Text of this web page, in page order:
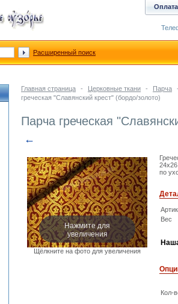
Главная страница - Церковные ткани - Парча
греческая "Славянский крест" (бордо/золото)
Парча греческая
←
Нажмите для
увеличения
Щёлкните на фото для увеличения
по
Вес
Кол-
Оплата
Расширенный поиск